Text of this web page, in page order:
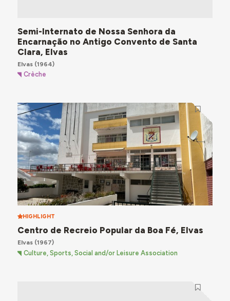
Semi-Internato de Nossa Senhora da
Encarnação no Antigo Convento de Santa
Clara, Elvas
Elvas(1964)
Crèche
HIGHLIGHT
Centro de Recreio Popular da Boa Fé, Elvas
Elvas(1967)
Culture, Sports, Social and/or Leisure Association